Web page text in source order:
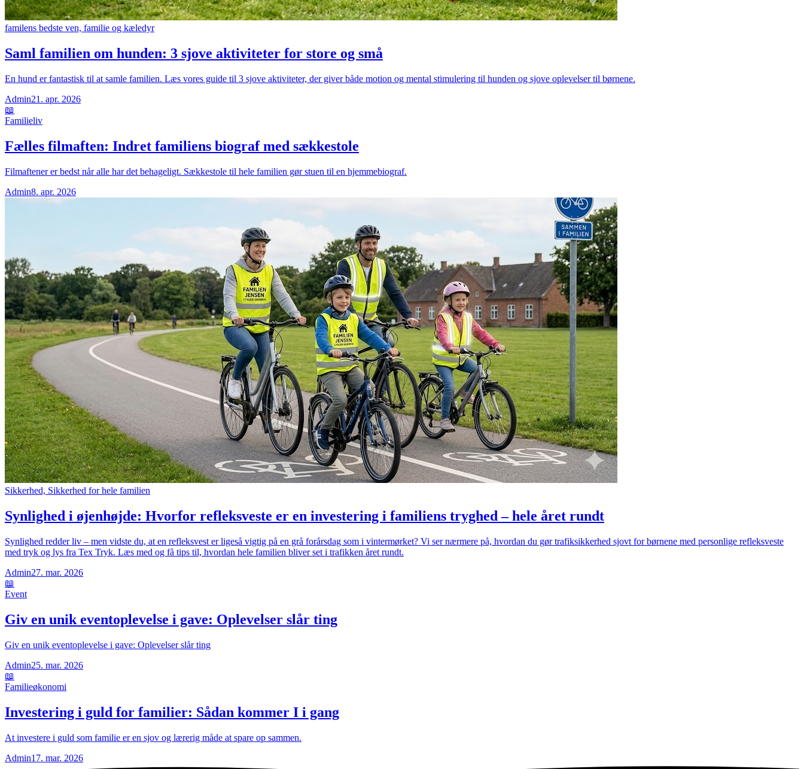
familens bedste ven, familie og kæledyr
Saml familien om hunden: 3 sjove aktiviteter for store og små
En hund er fantastisk til at samle familien. Læs vores guide til 3 sjove aktiviteter, der giver både motion og mental stimulering til hunden og sjove oplevelser til børnene.
Admin21. apr. 2026
📖
Familieliv
Fælles filmaften: Indret familiens biograf med sækkestole
Filmaftener er bedst når alle har det behageligt. Sækkestole til hele familien gør stuen til en hjemmebiograf.
Admin8. apr. 2026
Sikkerhed, Sikkerhed for hele familien
Synlighed i øjenhøjde: Hvorfor refleksveste er en investering i familiens tryghed – hele året rundt
Synlighed redder liv – men vidste du, at en refleksvest er ligeså vigtig på en grå forårsdag som i vintermørket? Vi ser nærmere på, hvordan du gør trafiksikkerhed sjovt for børnene med personlige refleksveste
med tryk og lys fra Tex Tryk. Læs med og få tips til, hvordan hele familien bliver set i trafikken året rundt.
Admin27. mar. 2026
📖
Event
Giv en unik eventoplevelse i gave: Oplevelser slår ting
Giv en unik eventoplevelse i gave: Oplevelser slår ting
Admin25. mar. 2026
📖
Familieøkonomi
Investering i guld for familier: Sådan kommer I i gang
At investere i guld som familie er en sjov og lærerig måde at spare op sammen.
Admin17. mar. 2026